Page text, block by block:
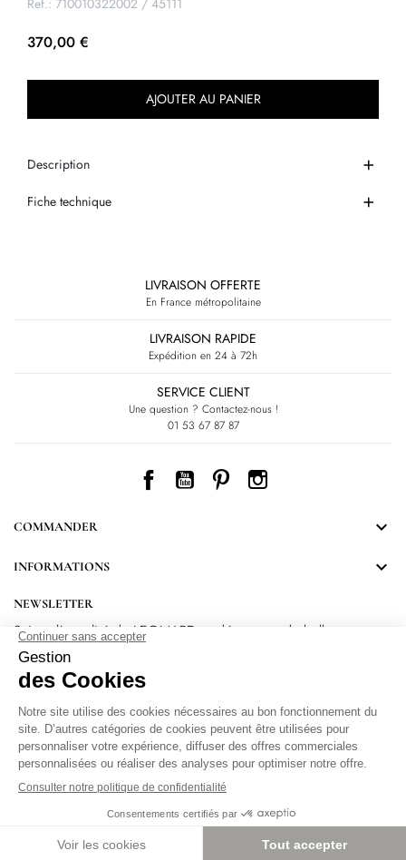
Ref.: 710010322002 / 45111
370,00 €
AJOUTER AU PANIER
Description
Fiche technique
LIVRAISON OFFERTE
En France métropolitaine
LIVRAISON RAPIDE
Expédition en 24 à 72h
SERVICE CLIENT
Une question ? Contactez-nous !
01 53 67 87 87
Facebook
YouTube
PinterestInstagram
COMMANDER 
INFORMATIONS 
NEWSLETTER
Suivez l’actualité de LEONARD et découvrez de belles
surprises.
En vous inscrivant, vous acceptez notre Politique de confidentialité.Protection
des données personnelles.
Paramétrer les cookies